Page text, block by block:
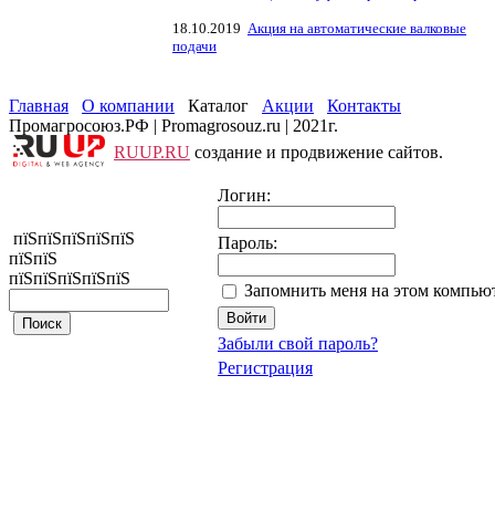
18.10.2019 Акция на автоматические валковые
подачи
Главная О компании Каталог Акции
Контакты
Промагросоюз.РФ | Promagrosouz.ru | 2021г.
RUUP.RU создание и продвижение сайтов.
пїЅпїЅпїЅпїЅпїЅ
пїЅпїЅ
пїЅпїЅпїЅпїЅпїЅ
Логин:
Пароль:
Запомнить меня на этом
Забыли свой пароль?
Регистрация